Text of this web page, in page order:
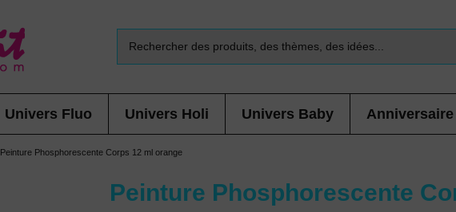
Univers Fluo Univers Holi Univers Baby Anniversaire
Peinture Phosphorescente Corps 12 ml orange
Peinture Phosphorescente